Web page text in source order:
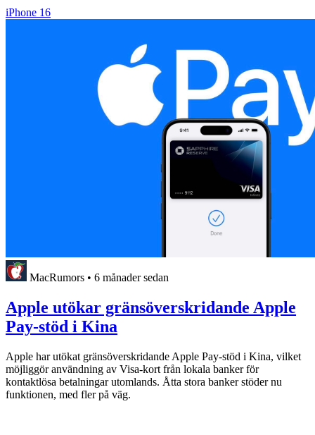
iPhone 16
MacRumors • 6 månader sedan
Apple utökar gränsöverskridande Apple
Pay-stöd i Kina
Apple har utökat gränsöverskridande Apple Pay-stöd i Kina, vilket
möjliggör användning av Visa-kort från lokala banker för
kontaktlösa betalningar utomlands. Åtta stora banker stöder nu
funktionen, med fler på väg.